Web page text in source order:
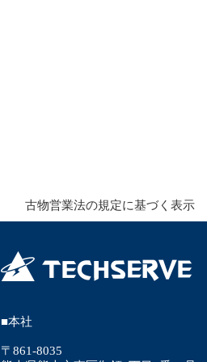
古物営業法の規定に基づく表示
■本社
〒861-8035